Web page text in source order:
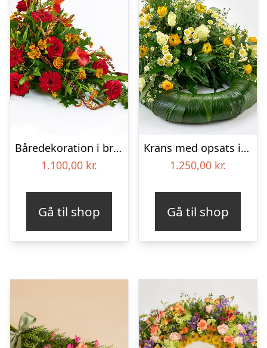
Båredekoration i brændte farver – Blomster til begravelse
1.100,00 kr.
Gå til shop
Krans med opsats i gule farver – Blomster til begravelse
1.250,00 kr.
Gå til shop